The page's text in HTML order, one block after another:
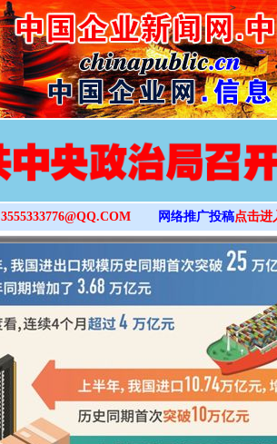
>
3555333776@QQ.COM 网络推广投稿点击进